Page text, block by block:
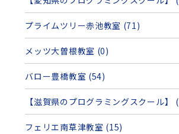
プライムツリー赤池教室 (71)
メッツ大曽根教室 (0)
バロー豊橋教室 (54)
【滋賀県のプログラミングスクール】
フェリエ南草津教室 (15)